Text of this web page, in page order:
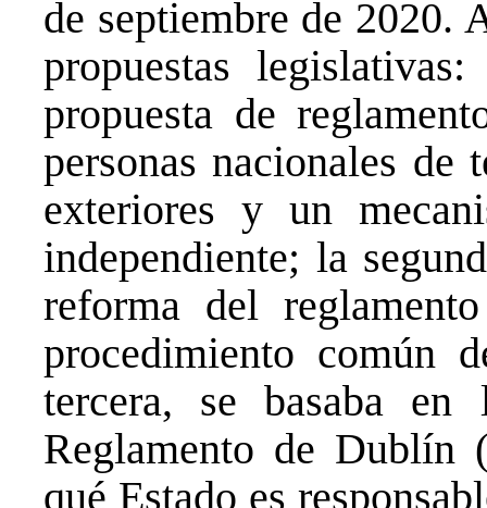
de septiembre de 2020.
propuestas
propuesta de
personas nacionales de
exteriores y un
independiente; la
reforma del
procedimiento común
tercera, se basaba
Reglamento de Dublín
qué Estado es